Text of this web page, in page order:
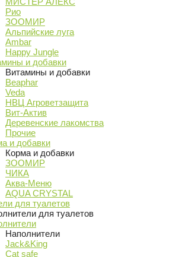
Рио
ЗООМИР
Альпийские луга
Ambar
Happy Jungle
и добавки
Витамины и добавки
Beaphar
Veda
НВЦ Агроветзащита
Вит-Актив
Деревенские лакомства
Прочие
и добавки
Корма и добавки
ЗООМИР
ЧИКА
Аква-Меню
AQUA CRYSTAL
для туалетов
для туалетов
Наполнители
Jack&King
Cat safe